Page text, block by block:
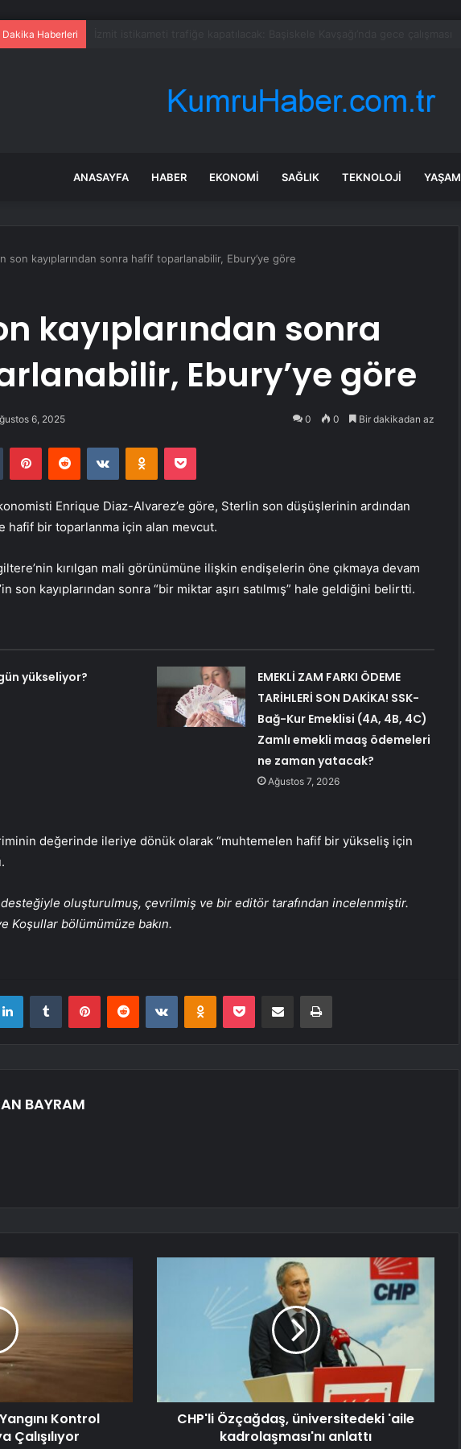
Dakika Haberleri
ANASAYFA HABER EKONOMI SAĞLIK TEKNOLOJI YAŞAM
son kayıplarından sonra hafif toparlanabilir, Ebury’ye göre
kayıplarından sonra
Ebury’ye göre
6, 2025 0 0 Bir dakikadan az
Tumblr PinterestReddit VKontakteOdnoklassniki
Pocket
Enrique Diaz-Alvarez’e göre, Sterlin son düşüşlerinin ardından
hafif bir toparlanma için alan mevcut.
kırılgan mali görünümüne ilişkin endişelerin öne çıkmaya devam
son kayıplarından sonra “bir miktar aşırı satılmış” hale geldiğini belirtti.
yükseliyor?
EMEKLİ ZAM FARKI ÖDEME
TARİHLERİ SON DAKİKA! SSK-
Bağ-Kur Emeklisi (4A, 4B, 4C)
Zamlı emekli maaş ödemeleri
ne zaman yatacak?
Ağustos 7, 2026
değerinde ileriye dönük olarak “muhtemelen hafif bir yükseliş için
desteğiyle oluşturulmuş, çevrilmiş ve bir editör tarafından incelenmiştir.
Koşullar bölümümüze bakın.
LinkedInTumblr PinterestReddit VKontakteOdnoklassniki
Pocket E-Posta ile paylaş Yazdır
BAYRAM
Kontrol
Çalışılıyor
CHP'li Özçağdaş, üniversitedeki 'aile
kadrolaşması'nı anlattı